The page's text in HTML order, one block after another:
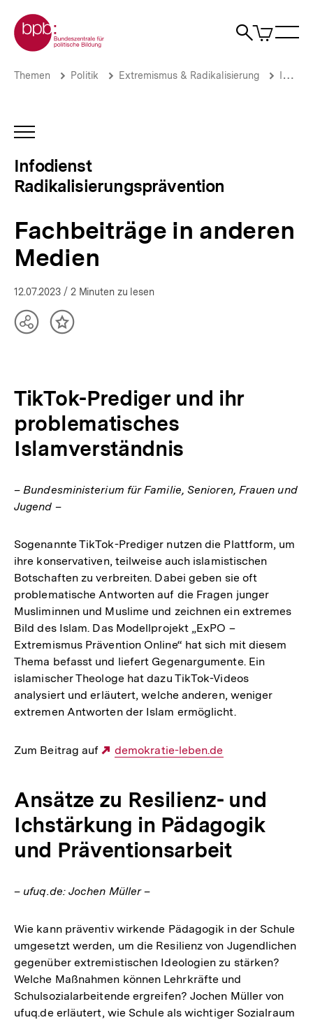
zum
Seiteninhalt
springen
Zur Startseite der bpb
Suche
Artikel
im
Fachbeiträge
Infodienst
Radikalisierungsprävention
bpb.de
Brotkrümelnavigation
Pfadnavigation
Themen Politik Extremismus & Radikalisierung
INHALTSNAVIGATION
Infodienst
Radikalisierungsprävention
Fachbeiträge in anderen
Medien
12.07.2023 / 2 Minuten zu lesen
TeilenInhalt
TikTok-Prediger und ihr
problematisches
Islamverständnis
– Bundesministerium für Familie, Senioren, Frauen und
Jugend –
Sogenannte TikTok-Prediger nutzen die Plattform, um
ihre konservativen, teilweise auch islamistischen
Botschaften zu verbreiten. Dabei geben sie oft
problematische Antworten auf die Fragen junger
Musliminnen und Muslime und zeichnen ein extremes
Bild des Islam. Das Modellprojekt „ExPO –
Extremismus Prävention Online“ hat sich mit diesem
Thema befasst und liefert Gegenargumente. Ein
islamischer Theologe hat dazu TikTok-Videos
analysiert und erläutert, welche anderen, weniger
extremen Antworten der Islam ermöglicht.
Zum Beitrag auf
Externer
demokratie-leben.de
Ansätze zu Resilienz- und
Ichstärkung in Pädagogik
und Präventionsarbeit
– ufuq.de: Jochen Müller –
Wie kann präventiv wirkende Pädagogik in der Schule
umgesetzt werden, um die Resilienz von Jugendlichen
gegenüber extremistischen Ideologien zu stärken?
Welche Maßnahmen können Lehrkräfte und
Schulsozialarbeitende ergreifen? Jochen Müller von
ufuq.de erläutert, wie Schule als wichtiger Sozialraum